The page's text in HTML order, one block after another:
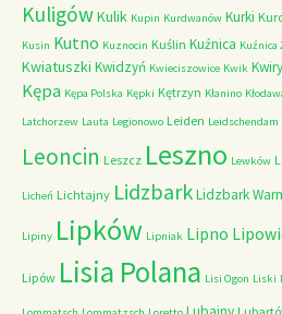
KuligówKulik Kupin Kurdwanów Kurki
Kusin Kutno Kuznocin Kuślin Kuźnica Kuźnica
Kwiatuszki Kwidzyń Kwieciszowice Kwik
Kępa Kępa Polska Kępki Kętrzyn Kłanino
Latchorzew Lauta Legionowo Leiden Leidschendam
Leoncin Leszcz Leszno Lewków
Licheń Lichtajny LidzbarkLidzbark
Lipiny Lipków Lipniak Lipno
Lipów Lisia Polana Lisi Ogon Liski